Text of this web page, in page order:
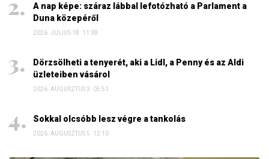
A nap képe: száraz lábbal lefotózható a Parlament a
Duna közepéről
2026. JÚLIUS 18. 11:38
Dörzsölheti a tenyerét, aki a Lidl, a Penny és az Aldi
üzleteiben vásárol
2026. AUGUSZTUS 3. 05:51
Sokkal olcsóbb lesz végre a tankolás
2026. AUGUSZTUS 5. 12:10